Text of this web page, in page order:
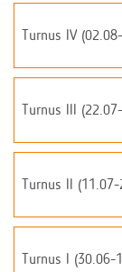
Turnus IV
Turnus III
Turnus II
Turnus I (30.06-